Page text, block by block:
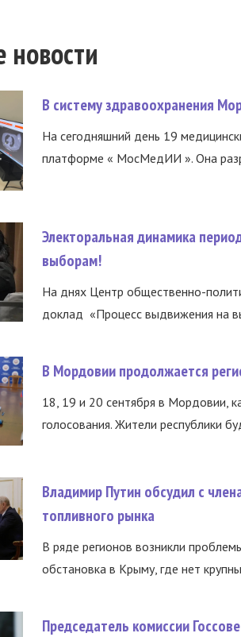
новости
В систему здравоохранения
На сегодняшний день 19
платформе « МосМедИИ ». Она
Электоральная динамика
выборам!
На днях Центр общественно-
доклад «Процесс выдвижения на
В Мордовии продолжается
18, 19 и 20 сентября в Мордовии,
голосования. Жители республики
Владимир Путин обсудил с
топливного рынка
В ряде регионов возникли
обстановка в Крыму, где нет
Председатель комиссии